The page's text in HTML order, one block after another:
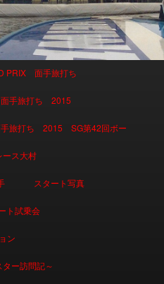
PRIX 面手旅打ち
手旅打ち 2015
旅打ち 2015 SG第42回ボー
ス大村
スタート写真
ト試乗会
ン
ー訪問記～